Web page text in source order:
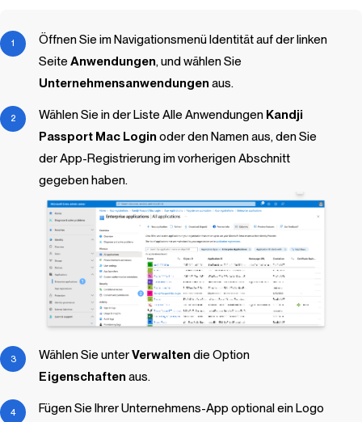
Öffnen Sie im Navigationsmenü Identität auf der linken
Seite Anwendungen, und wählen Sie
Unternehmensanwendungenaus.
Wählen Sie in der Liste Alle Anwendungen Kandji
Passport Mac Loginoder den Namen aus, den Sie
der App-Registrierung im vorherigen Abschnitt
gegeben haben.
Wählen Sie unterVerwaltendie Option
Eigenschaftenaus.
Fügen Sie IhrerUnternehmens-App optional ein Logo